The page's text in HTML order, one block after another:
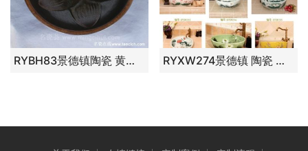
RYBH83景德镇陶瓷 黄底 雕刻 荷花 洗脸盆家居用品工艺摆设 RYXW274景德镇 陶瓷 黄线雕牡丹 洗脸盆 家居工艺摆设